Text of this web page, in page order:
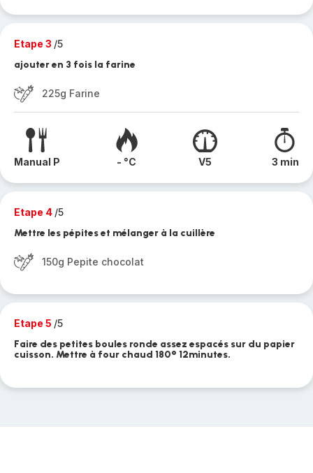
Etape 3 /5
ajouter en 3 fois la farine
225g Farine
Manual P - °C V5 3 min
Etape 4 /5
Mettre les pépites et mélanger à la cuillère
150g Pepite chocolat
Etape 5 /5
Faire des petites boules ronde assez espacés sur du papier
cuisson. Mettre à four chaud 180° 12minutes.